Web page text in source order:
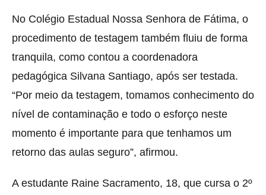
No Colégio Estadual Nossa Senhora de Fátima, o
procedimento de testagem também fluiu de forma
tranquila, como contou a coordenadora
pedagógica Silvana Santiago, após ser testada.
“Por meio da testagem, tomamos conhecimento do
nível de contaminação e todo o esforço neste
momento é importante para que tenhamos um
retorno das aulas seguro”, afirmou.
A estudante Raine Sacramento, 18, que cursa o 2º